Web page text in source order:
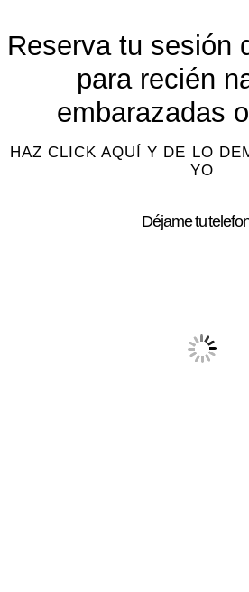
Reserva tu sesión
para recién
embarazadas
HAZ CLICK AQUÍ Y DE LO
YO
Déjame tu